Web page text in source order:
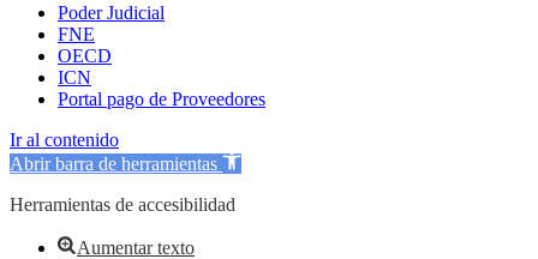
Poder Judicial
FNE
OECD
ICN
Portal pago de Proveedores
Ir al contenido
Abrir barra de herramientas
Herramientas de accesibilidad
Aumentar texto